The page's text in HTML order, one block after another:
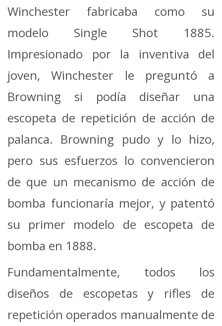
Winchester fabricaba como su
modelo Single Shot 1885.
Impresionado por la inventiva del
joven, Winchester le preguntó a
Browning si podía diseñar una
escopeta de repetición de acción de
palanca. Browning pudo y lo hizo,
pero sus esfuerzos lo convencieron
de que un mecanismo de acción de
bomba funcionaría mejor, y patentó
su primer modelo de escopeta de
bomba en 1888.
Fundamentalmente, todos los
diseños de escopetas y rifles de
repetición operados manualmente de